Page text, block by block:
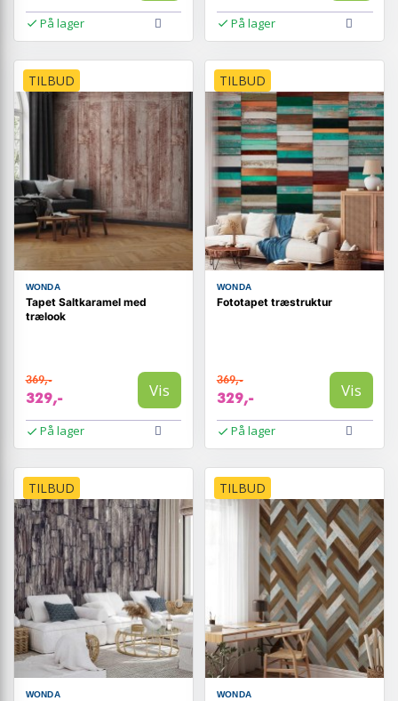
På lager På lager
TILBUD
WONDA
Tapet Saltkaramel med
trælook
369,-
329,- Vis
På lager
TILBUD
WONDA
Fototapet træstruktur
369,-
329,- Vis
På lager
TILBUD
WONDA
TILBUD
WONDA